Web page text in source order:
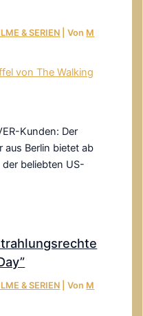
& SERIEN | Von M
Kunden: Der
Berlin bietet ab
beliebten US-
& SERIEN | Von M